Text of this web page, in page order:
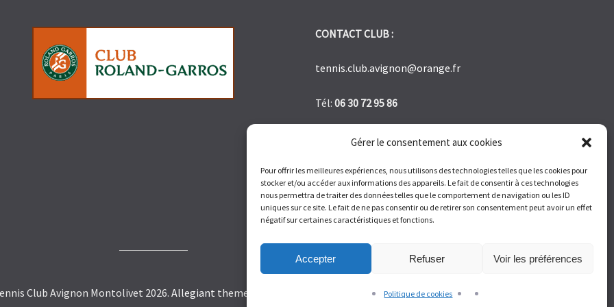
Gérer le consentement aux cookies
Pour offrir les meilleures expériences, nous utilisons des technologies telles que les cookies pour
stocker et/ou accéder aux informations des appareils. Le fait de consentir à ces technologies
nous permettra de traiter des données telles que le comportement de navigation ou les ID
uniques sur ce site. Le fait de ne pas consentir ou de retirer son consentement peut avoir un effet
négatif sur certaines caractéristiques et fonctions.
Accepter Refuser Voir les préférences
Politique de cookies
CONTACT CLUB :
tennis.club.avignon@orange.fr
Tél: 06 30 72 95 86
1 Bd des Frères Reboul 30400 Villeneuve les Avignon
Du Lundi au Vendredi de 9h à 12h et de 14h à 17h –
Samedi de 9H à 11H
Club Avignon Montolivet 2026. Allegiant theme by CPOThemes.